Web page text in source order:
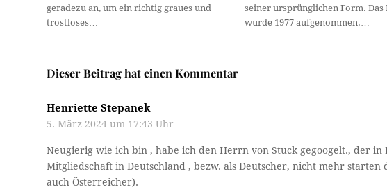
geradezu an, um ein richtig graues und
trostloses…
seiner ursprünglichen Form. Das
wurde 1977 aufgenommen.…
Dieser Beitrag hat einen Kommentar
Henriette Stepanek
5. März 2024 um 17:43 Uhr
Neugierig wie ich bin , habe ich den Herrn von Stuck gegoogelt., der in
Mitgliedschaft in Deutschland , bezw. als Deutscher, nicht mehr
auch Österreicher).